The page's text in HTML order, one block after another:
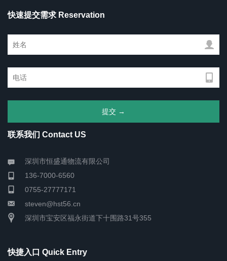
快速提交需求 Reservation
联系我们 Contact US
深圳市恒盛通物流有限公司
136-7000-6560
0755-27777171
steven@hst56.cn
深圳市宝安区福永街道下十围路31号355
快捷入口 Quick Entry